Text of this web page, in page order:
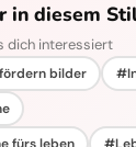
in diesem
dich interessiert
bilder
fürs leben